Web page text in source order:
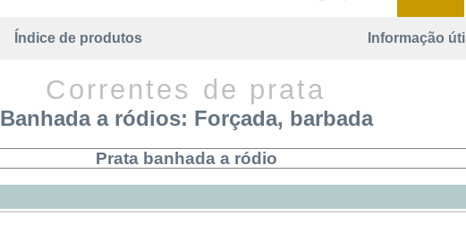
Índice de produtos Informação útil
Correntes de prata
Banhada a ródios: Forçada, barbada
Prata banhada a ródio